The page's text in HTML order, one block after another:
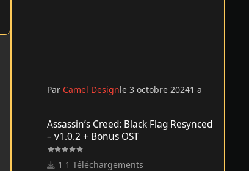
Par Camel Designle 3 octobre 20241 a
Assassin’s Creed: Black Flag Resynced
– v1.0.2 + Bonus OST
1 Téléchargements